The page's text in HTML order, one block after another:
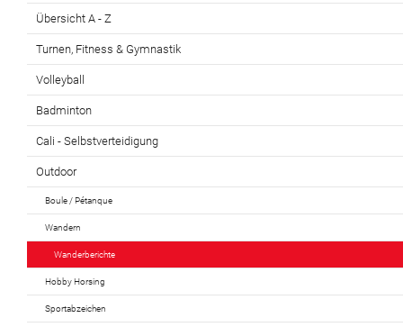
Übersicht A - Z
Turnen, Fitness & Gymnastik
Volleyball
Badminton
Cali - Selbstverteidigung
Outdoor
Boule / Pétanque
Wandern
Wanderberichte
Hobby Horsing
Sportabzeichen